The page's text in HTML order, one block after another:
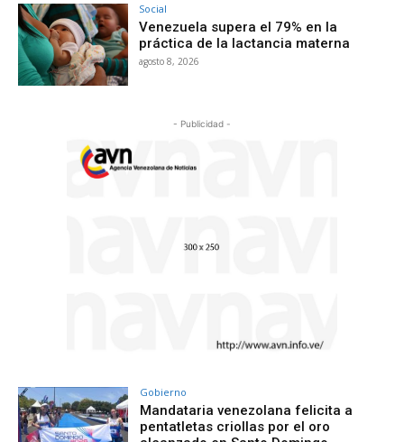
Social
Venezuela supera el 79% en la
práctica de la lactancia materna
agosto 8, 2026
- Publicidad -
Gobierno
Mandataria venezolana felicita a
pentatletas criollas por el oro